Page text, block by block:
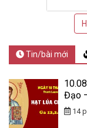
Tin/bài mới
Đạo
14